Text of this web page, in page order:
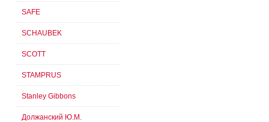
SAFE
SCHAUBEK
SCOTT
STAMPRUS
Stanley Gibbons
Должанский Ю.М.